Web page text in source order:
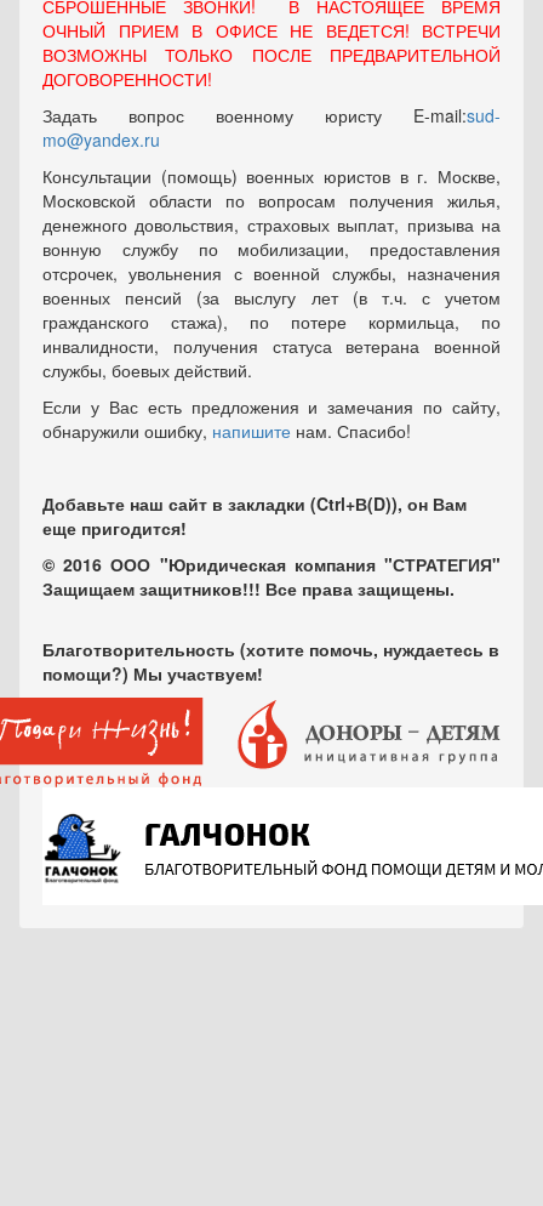
СБРОШЕННЫЕ ЗВОНКИ! В НАСТОЯЩЕЕ ВРЕМЯ
ОЧНЫЙ ПРИЕМ В ОФИСЕ НЕ ВЕДЕТСЯ! ВСТРЕЧИ
ВОЗМОЖНЫ ТОЛЬКО ПОСЛЕ ПРЕДВАРИТЕЛЬНОЙ
ДОГОВОРЕННОСТИ!
Задать вопрос военному юристу E-mail:sud-
mo@yandex.ru
Консультации (помощь) военных юристов в г. Москве,
Московской области по вопросам получения жилья,
денежного довольствия, страховых выплат, призыва на
вонную службу по мобилизации, предоставления
отсрочек, увольнения с военной службы, назначения
военных пенсий (за выслугу лет (в т.ч. с учетом
гражданского стажа), по потере кормильца, по
инвалидности, получения статуса ветерана военной
службы, боевых действий.
Если у Вас есть предложения и замечания по сайту,
обнаружили ошибку, напишите нам. Спасибо!
Добавьте наш сайт в закладки (Ctrl+В(D)), он Вам
еще пригодится!
© 2016 ООО "Юридическая компания "СТРАТЕГИЯ"
Защищаем защитников!!! Все права защищены.
Благотворительность (хотите помочь, нуждаетесь в
помощи?) Мы участвуем!